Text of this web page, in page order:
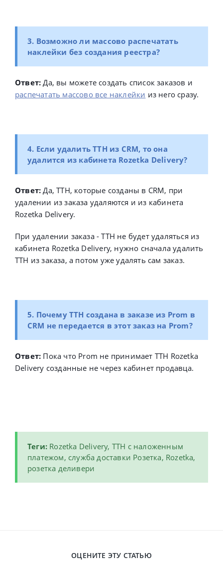
3. Возможно ли массово распечатать
наклейки без создания реестра?
Ответ: Да, вы можете создать список заказов и
распечатать массово все наклейки из него сразу.
4. Если удалить ТТН из CRM, то она
удалится из кабинета Rozetka Delivery?
Ответ:Да, ТТН, которые созданы в CRM, при
удалении из заказа удаляются и из кабинета
Rozetka Delivery.
При удалении заказа - ТТН не будет удаляться из
кабинета Rozetka Delivery, нужно сначала удалить
ТТН из заказа, а потом уже удалять сам заказ.
5. Почему ТТН создана в заказе из Prom в
CRM не передается в этот заказ на Prom?
Ответ: Пока что Prom не принимает ТТН Rozetka
Delivery созданные не через кабинет продавца.
Теги: Rozetka Delivery, ТТН с наложенным
платежом, служба доставки Розетка, Rozetka,
розетка деливери
ОЦЕНИТЕ ЭТУ СТАТЬЮ